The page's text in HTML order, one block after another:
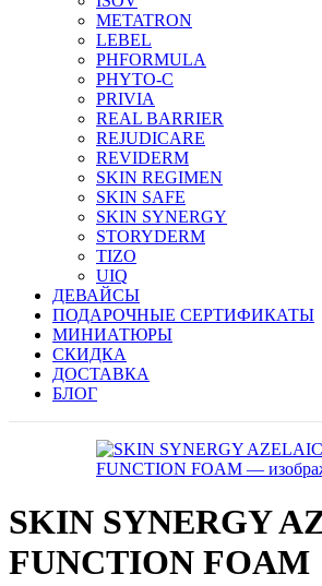
METATRON
LEBEL
PHFORMULA
PHYTO-C
PRIVIA
REAL BARRIER
REJUDICARE
REVIDERM
SKIN REGIMEN
SKIN SAFE
SKIN SYNERGY
STORYDERM
TIZO
UIQ
ДЕВАЙСЫ
ПОДАРОЧНЫЕ СЕРТИФИКАТЫ
МИНИАТЮРЫ
СКИДКА
ДОСТАВКА
БЛОГ
SKIN SYNERGY
FUNCTION FOAM